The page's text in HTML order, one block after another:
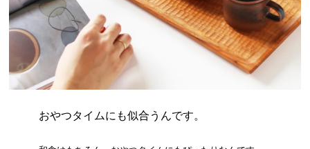
おやつタイムにも似合うんです。